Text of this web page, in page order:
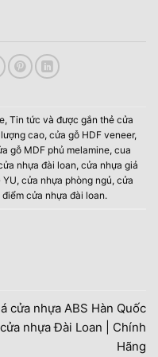
, Tin tức và được gắn thẻ cửa
cao, cửa gỗ HDF veneer,
gỗ MDF phủ melamine, cua
nhựa đài loan, cửa nhựa giả
YU, cửa nhựa phòng ngủ, cửa
điểm cửa nhựa đài loan.
cửa nhựa ABS Hàn Quốc
nhựa Đài Loan | Chính
Hãng